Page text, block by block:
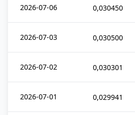
2026-07-06 0,030450
2026-07-03 0,030500
2026-07-02 0,030301
2026-07-01 0,029941